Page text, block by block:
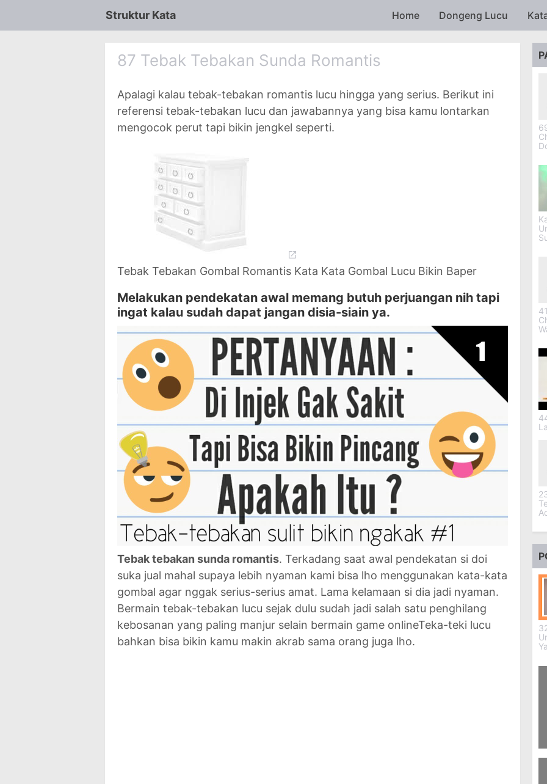
Skip to main content
Struktur Kata Home Dongeng Lucu
87 Tebak Tebakan Sunda Romantis
Apalagi kalau tebak-tebakan romantis lucu hingga yang serius. Berikut ini
referensi tebak-tebakan lucu dan jawabannya yang bisa kamu lontarkan
mengocok perut tapi bikin jengkel seperti.
Tebak Tebakan Gombal Romantis Kata Kata Gombal Lucu Bikin Baper
Melakukan pendekatan awal memang butuh perjuangan nih tapi
ingat kalau sudah dapat jangan disia-siain ya.
Tebak tebakan sunda romantis. Terkadang saat awal pendekatan si doi
suka jual mahal supaya lebih nyaman kami bisa lho menggunakan kata-kata
gombal agar nggak serius-serius amat. Lama kelamaan si dia jadi nyaman.
Bermain tebak-tebakan lucu sejak dulu sudah jadi salah satu penghilang
kebosanan yang paling manjur selain bermain game onlineTeka-teki lucu
bahkan bisa bikin kamu makin akrab sama orang juga lho.